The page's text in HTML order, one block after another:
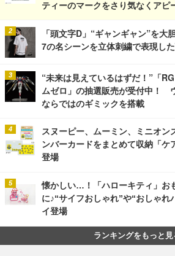
ティーのマークをさり気なくアピ
「頭文字D」“ギャンギャン”を
7の名シーンを立体刺繍で表現し
“未来は見えているはずだ！”「
ムゼロ」の抽選販売が受付中！
ならではのギミックを搭載
スヌーピー、ムーミン、ミニオン
ンバーカードをまとめて収納「ケ
登場
懐かしい…！「ハローキティ」お
に♪“サイフおしゃれ”や“おしゃ
イ登場
ランキングをもっと見